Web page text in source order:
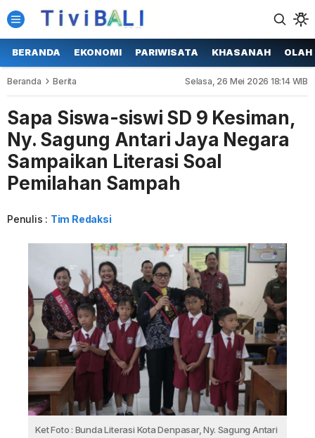
BERANDA EKONOMI PARIWISATA KHASANAH OLAH
Beranda Berita Selasa, 26 Mei 2026 18:14 WIB
Sapa Siswa-siswi SD 9 Kesiman,
Ny. Sagung Antari Jaya Negara
Sampaikan Literasi Soal
Pemilahan Sampah
Penulis : Tim Redaksi
Ket Foto : Bunda Literasi Kota Denpasar, Ny. Sagung Antari